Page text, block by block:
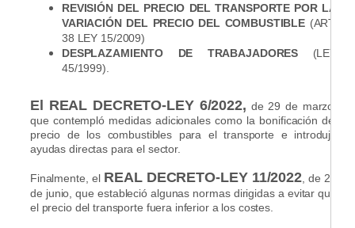
REVISIÓN DEL PRECIO DEL TRANSPORTE POR LA
VARIACIÓN DEL PRECIO DEL COMBUSTIBLE (ART.
38 LEY 15/2009)
DESPLAZAMIENTO DE TRABAJADORES (LEY
45/1999).
El REAL DECRETO-LEY 6/2022, de 29 de marzo,
que contempló medidas adicionales como la bonificación del
precio de los combustibles para el transporte e introdujo
ayudas directas para el sector.
Finalmente, el REAL DECRETO-LEY 11/2022, de 25
de junio, que estableció algunas normas dirigidas a evitar que
el precio del transporte fuera inferior a los costes.